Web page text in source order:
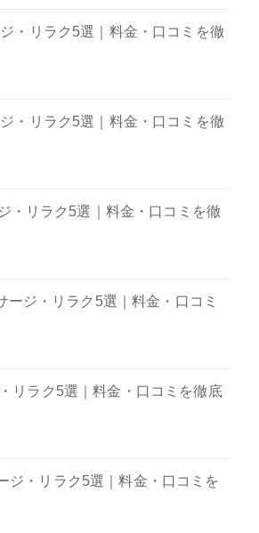
・リラク5選｜料金・口コミを徹
・リラク5選｜料金・口コミを徹
・リラク5選｜料金・口コミを徹
ージ・リラク5選｜料金・口コミ
リラク5選｜料金・口コミを徹底
ジ・リラク5選｜料金・口コミを